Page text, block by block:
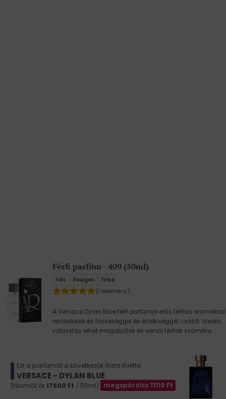
Férfi parfüm - 409 (50ml)
fás fouger friss
(1 Vélemény)
A Versace Dylan Blue férfi parfümje erős férfias aromákkal
rendelkezik és frisseséggel és érzékiséggel csábít. Ideális
választás lehet magabiztos és vonzó férfiak számára.
Ezt a parfümöt a következők illata ihlette:
VERSACE - DYLAN BLUE
(Normál ár 17600 Ft / 50ml) megspórolsz 11110 Ft